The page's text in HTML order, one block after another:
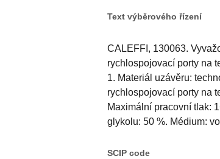
Text výběrového řízení
CALEFFI, 130063.
rychlospojovací porty na
1. Materiál uzávěru:
rychlospojovací porty na
Maximální pracovní tlak:
glykolu: 50 %. Médium:
SCIP code